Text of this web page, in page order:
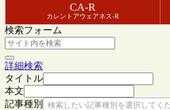
CA-R
カレントアウェアネス-R
検索フォーム
詳細検索
タイトル
本文
記事種別
検索したい記事種別を選択してく